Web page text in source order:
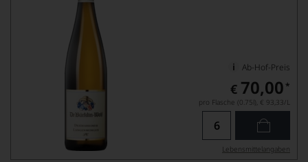
Ab-Hof-Preis
€ 70,00 *
pro Flasche (0.75l), € 93,33/L
Lebensmittel­angaben